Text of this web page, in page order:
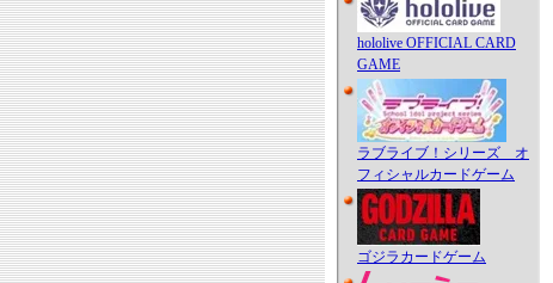
hololive OFFICIAL CARD
GAME
ラブライブ！シリーズ オ
フィシャルカードゲーム
ゴジラカードゲーム